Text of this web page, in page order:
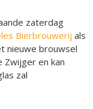
zaterdag
Bierbrouwerij als
nieuwe brouwsel
en kan
zal